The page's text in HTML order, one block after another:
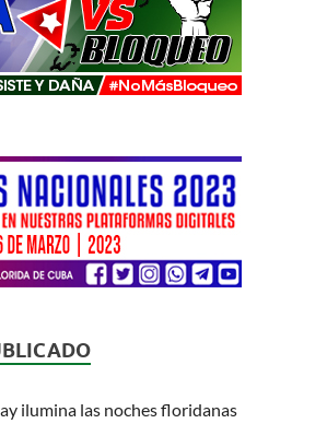
ilumina las noches floridanas